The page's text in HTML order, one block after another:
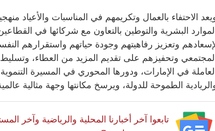
الاحتفاء بالعمال وتكريمهم في المناسبات والأعياد
البشرية والتوطين بالتعاون مع شركائها في
وتعزيز رفاهيتهم وجودة حياتهم واستقرارهم
وتحفيزهم على تقديم المزيد من العطاء،
في الإمارات، ودورها المحوري في المسيرة
الطموحة للدولة، ويرسخ مكانتها وجهة مثالية
تابعوا آخر أخبارنا المحلية والرياضية وآخر